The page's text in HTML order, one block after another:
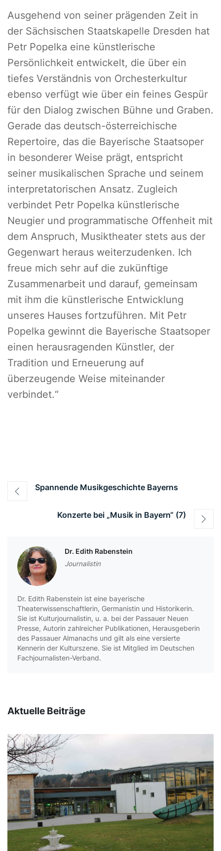
Ausgehend von seiner prägenden Zeit in
der Sächsischen Staatskapelle Dresden hat
Petr Popelka eine künstlerische
Persönlichkeit entwickelt, die über ein
tiefes Verständnis von Orchesterkultur
ebenso verfügt wie über ein feines Gespür
für den Dialog zwischen Bühne und Graben.
Gerade das deutsch-österreichische
Repertoire, das die Bayerische Staatsoper
in besonderer Weise prägt, entspricht
seiner musikalischen Sprache und seinem
interpretatorischen Ansatz. Zugleich
verbindet Petr Popelka künstlerische
Neugier und programmatische Offenheit mit
dem Anspruch, Musiktheater stets aus der
Gegenwart heraus weiterzudenken. Ich
freue mich sehr auf die zukünftige
Zusammenarbeit und darauf, gemeinsam
mit ihm die künstlerische Entwicklung
unseres Hauses fortzuführen. Mit Petr
Popelka gewinnt die Bayerische Staatsoper
einen herausragenden Künstler, der
Tradition und Erneuerung auf
überzeugende Weise miteinander
verbindet.“
Beitragsnavigation
Spannende Musikgeschichte Bayerns
Konzerte bei „Musik in Bayern“ (7)
Dr. Edith Rabenstein
Journalistin
Dr. Edith Rabenstein ist eine bayerische
Theaterwissenschaftlerin, Germanistin und Historikerin.
Sie ist Kulturjournalistin, u. a. bei der Passauer Neuen
Presse, Autorin zahlreicher Publikationen, Herausgeberin
des Passauer Almanachs und gilt als eine versierte
Kennerin der Kulturszene. Sie ist Mitglied im Deutschen
Fachjournalisten-Verband.
Aktuelle Beiträge